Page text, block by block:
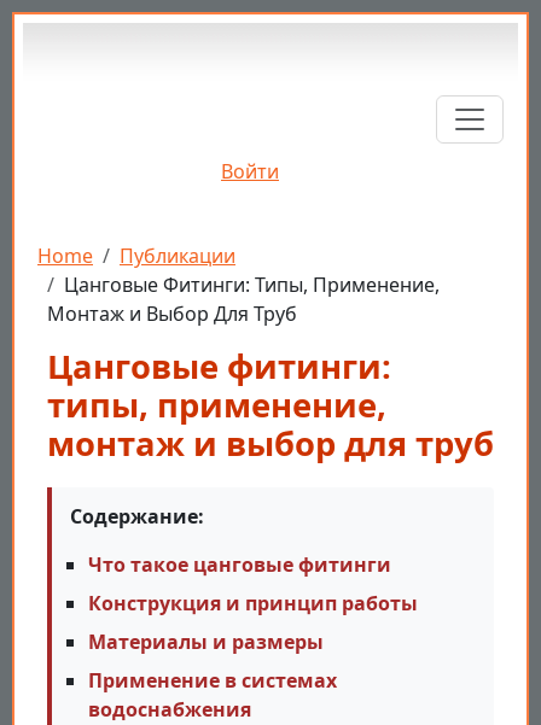
Перейти к основному содержанию
Войти
Строка навигации
Home
Публикации
Цанговые Фитинги: Типы, Применение,
Монтаж и Выбор Для Труб
Цанговые фитинги:
типы, применение,
монтаж и выбор для труб
Содержание:
Что такое цанговые фитинги
Конструкция и принцип работы
Материалы и размеры
Применение в системах
водоснабжения